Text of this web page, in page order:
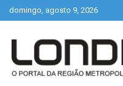
Skip
to
domingo, agosto 9, 2026